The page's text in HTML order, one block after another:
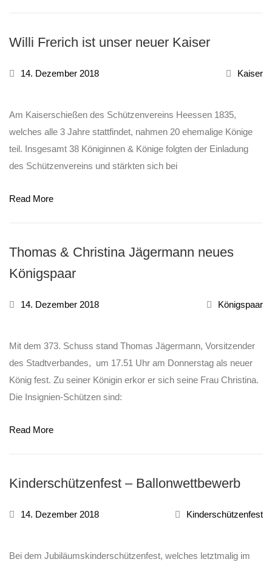
Willi Frerich ist unser neuer Kaiser
14. Dezember 2018 Kaiser
Am Kaiserschießen des Schützenvereins Heessen 1835,
welches alle 3 Jahre stattfindet, nahmen 20 ehemalige Könige
teil. Insgesamt 38 Königinnen & Könige folgten der Einladung
des Schützenvereins und stärkten sich bei
Read More
Thomas & Christina Jägermann neues
Königspaar
14. Dezember 2018 Königspaar
Mit dem 373. Schuss stand Thomas Jägermann, Vorsitzender
des Stadtverbandes, um 17.51 Uhr am Donnerstag als neuer
König fest. Zu seiner Königin erkor er sich seine Frau Christina.
Die Insignien-Schützen sind:
Read More
Kinderschützenfest – Ballonwettbewerb
14. Dezember 2018 Kinderschützenfest
Bei dem Jubiläumskinderschützenfest, welches letztmalig im